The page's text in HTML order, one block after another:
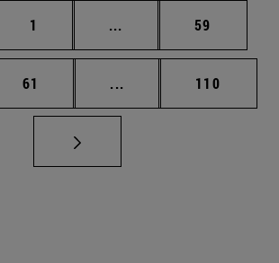
Página
1 ... Páginas intermedias
Página
59
Página
61 ... Páginas intermedias
Página
110